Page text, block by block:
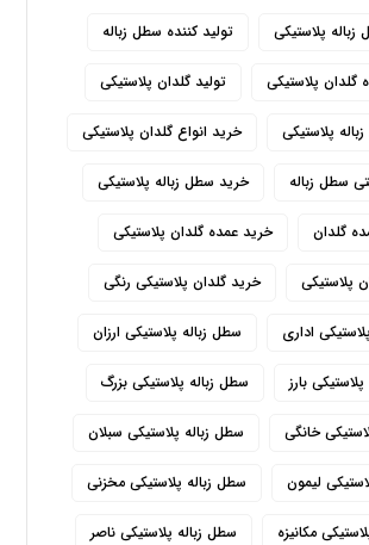
پلاستیکی تولید کننده سطل زباله
گلدان پلاستیکی تولید گلدان پلاستیکی
پلاستیکی خرید انواع گلدان پلاستیکی
سطل زباله خرید سطل زباله پلاستیکی
گلدان خرید عمده گلدان پلاستیکی
پلاستیکی خرید گلدان پلاستیکی رنگی
اداری سطل زباله پلاستیکی ارزان
بارز سطل زباله پلاستیکی بزرگ
خانگی سطل زباله پلاستیکی سبلان
لیمون سطل زباله پلاستیکی مخزنی
مکانیزه سطل زباله پلاستیکی ناصر